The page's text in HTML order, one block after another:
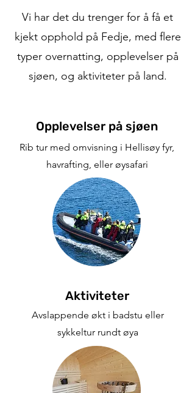
Vi har det du trenger for å få et
kjekt opphold på Fedje, med flere
typer overnatting, opplevelser på
sjøen, og aktiviteter på land.
Opplevelser på sjøen
Rib tur med omvisning i Hellisøy fyr,
havrafting, eller øysafari
Aktiviteter
Avslappende økt i badstu eller
sykkeltur rundt øya